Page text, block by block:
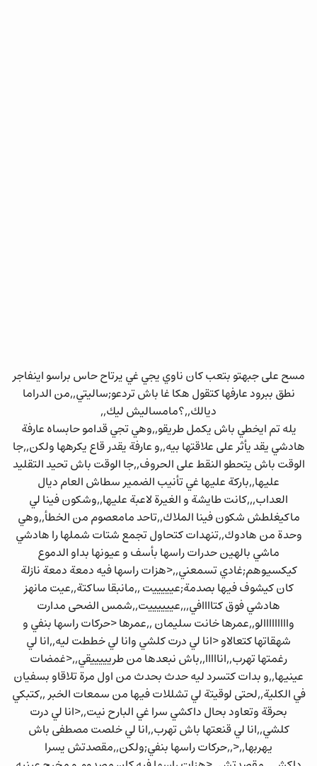
مسح على جبهتو بتعب كان ناوي يجي غي يرتاح حاس براسو اينفاجر
نطق ببرود عارفها كتقول هكا غا باش تردعو;ساليتي,,من الدراما
ديالك,,؟مامساليش ليك,,
يله تم ايخطي باش يكمل طريقو,,وهي تجي قدامو حابساه عارفة
هادشي يقد يأثر على علاقتها بيه,,و عارفة يقدر قاع يكرهها ولكن,,جا
الوقت باش يتحطو النقط على الحروف,,جا الوقت باش تحيد التقليد
عليها,,باركة عليها غي تأنيب الضمير سطاش العام ديال
العداب,,,كانت طايشة و الغيرة لاعبة عليها,,وشكون فينا لي
ماكيغلطش شكون فينا الملاك,,تاحد مامعصوم من الخطأ,,وهي
وحدة من هادوك,,تنهدات كتحاول تجمع شتات شملها را هادشي
ماشي بالهين حدرات راسها بأسف و عيونها بداو الدموع
كيكسيوهم;غادي تسمعني,,<هزات راسها فيه دمعة دمعة نازلة
كان كيشوف فيها بصدمة;عيييييت ,,مانبقا ساكتة,,عيت مانهز
هادشي فوق كتاااافي,,,عييييييت,,شمس الضحى مدارت
وااااااااالو,,عمرها خانت سليمان ,,عمرها <حركات راسها بنفي و
شهقاتها كتعالاو <انا لي درت كلشي وانا لي خططت ليه,,انا لي
رغمتها تهرب,,انااااا,,باش نبعدها من طريييييقي,,<غمضات
عينيها,,و بدات كتسرد ليه حدث بحدث من اول مرة تلاقاو بسفيان
في الكلية,,لحتى لوقيتة لي تشللات فيها من سمعات الخبر ,,كتبكي
بحرقة وتعاود بحال داكشي سرا غي البارح نيت,,<انا لي درت
كلشي,,انا لي قنعتها باش تهرب,,انا لي خلصت مصطفى باش
يهربها,,<,,حركات راسها بنفي;ولكن,,مقصدتش يسرا